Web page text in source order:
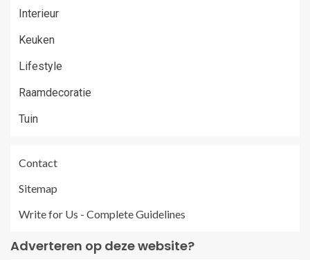
Interieur
Keuken
Lifestyle
Raamdecoratie
Tuin
Contact
Sitemap
Write for Us - Complete Guidelines
Adverteren op deze website?